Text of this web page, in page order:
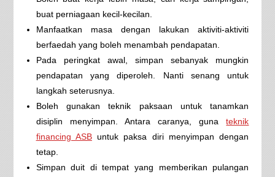
buat perniagaan kecil-kecilan.
Manfaatkan masa dengan lakukan aktiviti-aktiviti
berfaedah yang boleh menambah pendapatan.
Pada peringkat awal, simpan sebanyak mungkin
pendapatan yang diperoleh. Nanti senang untuk
langkah seterusnya.
Boleh gunakan teknik paksaan untuk tanamkan
disiplin menyimpan. Antara caranya, gunateknik
financing ASBuntuk paksa diri menyimpan dengan
tetap.
Simpan duit di tempat yang memberikan pulangan